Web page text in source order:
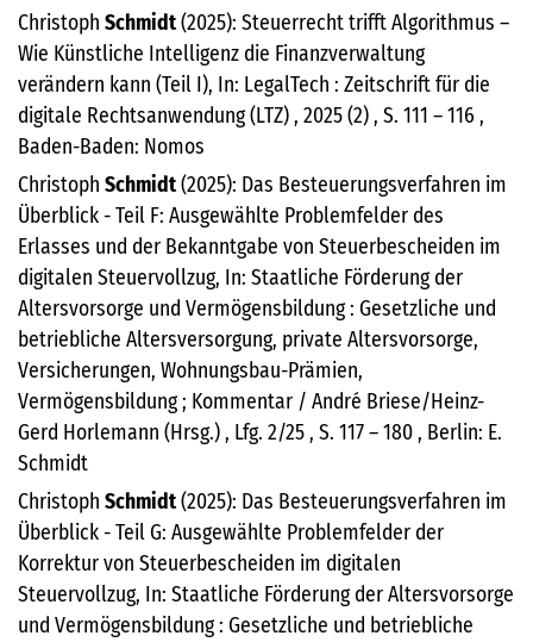
Christoph Schmidt(2025): Steuerrecht trifft Algorithmus –
Wie Künstliche Intelligenz die Finanzverwaltung
verändern kann (Teil I), In: LegalTech : Zeitschrift für die
digitale Rechtsanwendung (LTZ) , 2025 (2) , S. 111 – 116 ,
Baden-Baden: Nomos
Christoph Schmidt(2025): Das Besteuerungsverfahren im
Überblick - Teil F: Ausgewählte Problemfelder des
Erlasses und der Bekanntgabe von Steuerbescheiden im
digitalen Steuervollzug, In: Staatliche Förderung der
Altersvorsorge und Vermögensbildung : Gesetzliche und
betriebliche Altersversorgung, private Altersvorsorge,
Versicherungen, Wohnungsbau-Prämien,
Vermögensbildung ; Kommentar / André Briese/Heinz-
Gerd Horlemann (Hrsg.) , Lfg. 2/25 , S. 117 – 180 , Berlin: E.
Schmidt
Christoph Schmidt(2025): Das Besteuerungsverfahren im
Überblick - Teil G: Ausgewählte Problemfelder der
Korrektur von Steuerbescheiden im digitalen
Steuervollzug, In: Staatliche Förderung der Altersvorsorge
und Vermögensbildung : Gesetzliche und betriebliche